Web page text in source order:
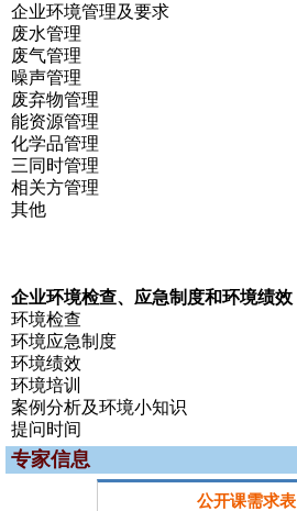
企业环境管理及要求
废水管理
废气管理
噪声管理
废弃物管理
能资源管理
化学品管理
三同时管理
相关方管理
其他
企业环境检查、应急制度和环境绩效
环境检查
环境应急制度
环境绩效
环境培训
案例分析及环境小知识
提问时间
专家信息
公开课需求表